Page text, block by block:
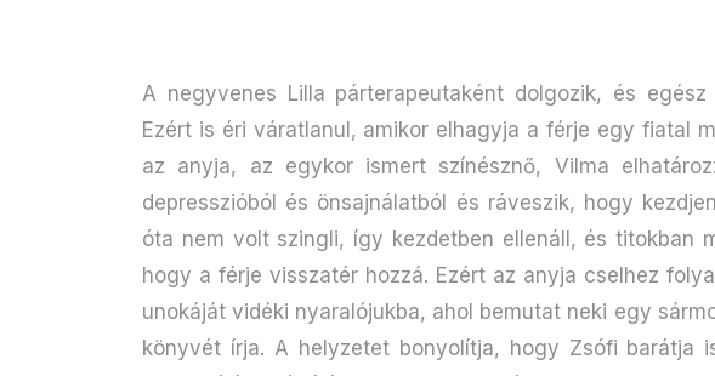
A negyvenes Lilla párterapeutaként dolgozik, és
Ezért is éri váratlanul, amikor elhagyja a férje egy fiatal
az anyja, az egykor ismert színésznő, Vilma
depresszióból és önsajnálatból és ráveszik, hogy
óta nem volt szingli, így kezdetben ellenáll, és titokban
hogy a férje visszatér hozzá. Ezért az anyja cselhez
unokáját vidéki nyaralójukba, ahol bemutat neki egy
könyvét írja. A helyzetet bonyolítja, hogy Zsófi barátja